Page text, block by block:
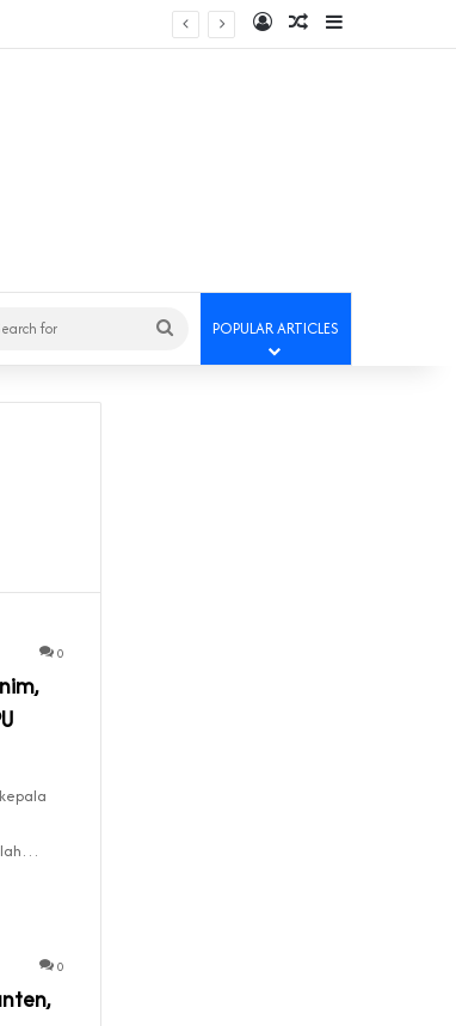
Log InRandom Article
Sidebar
skin
Search
for
POPULAR ARTICLES
0
0